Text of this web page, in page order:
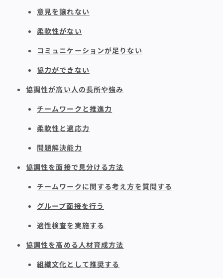
意見を譲れない
柔軟性がない
コミュニケーションが足りない
協力ができない
協調性が高い人の長所や強み
チームワークと推進力
柔軟性と適応力
問題解決能力
協調性を面接で見分ける方法
チームワークに関する考え方を質問する
グループ面接を行う
適性検査を実施する
協調性を高める人材育成方法
組織文化として推奨する